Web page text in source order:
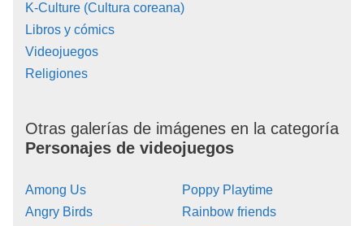
K-Culture (Cultura coreana)
Libros y cómics
Videojuegos
Religiones
Otras galerías de imágenes en la categoría
Personajes de videojuegos
Among Us
Angry Birds
Poppy Playtime
Rainbow friends